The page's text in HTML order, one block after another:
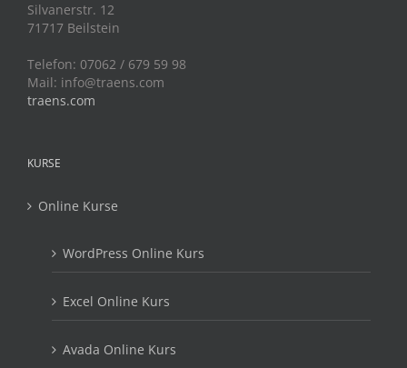
Silvanerstr. 12
71717 Beilstein
Telefon: 07062 / 679 59 98
Mail: info@traens.com
traens.com
KURSE
Online Kurse
WordPress Online Kurs
Excel Online Kurs
Avada Online Kurs